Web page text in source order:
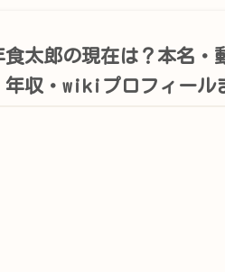
食太郎の現在は？本名・
年収・wikiプロフィール